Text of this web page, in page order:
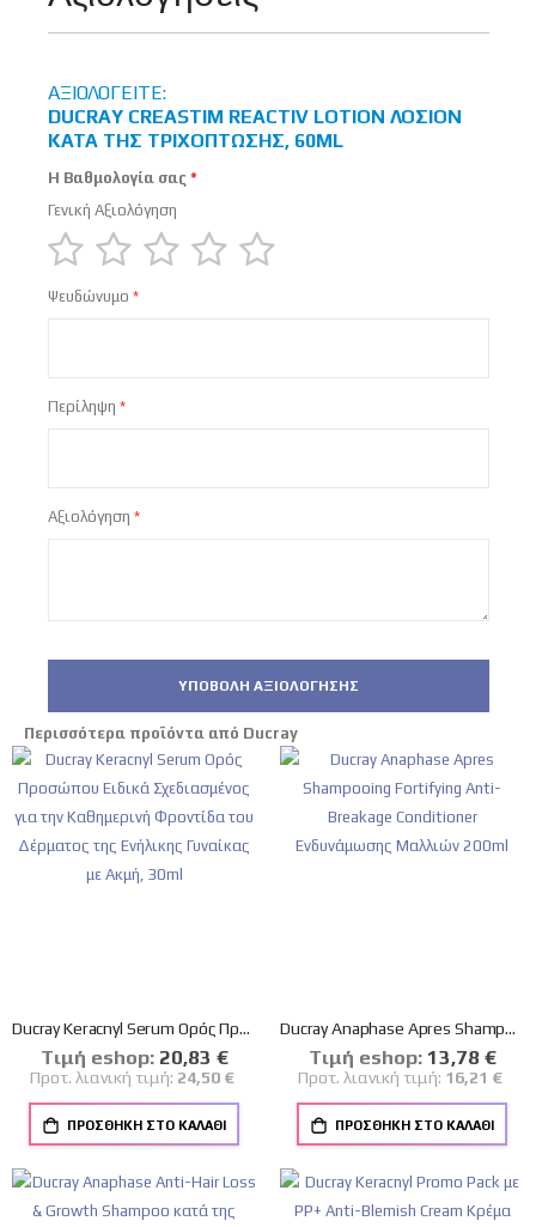
ΑΞΙΟΛΟΓΕΊΤΕ:
DUCRAY CREASTIM REACTIV LOTION ΛΟΣΙΌΝ
ΚΑΤΆ ΤΗΣ ΤΡΙΧΌΠΤΩΣΗΣ, 60ML
Η Βαθμολογία σας
Γενική Αξιολόγηση
star
stars
stars
stars
stars
Ψευδώνυμο
Περίληψη
Αξιολόγηση
ΥΠΟΒΟΛΉ ΑΞΙΟΛΌΓΗΣΗΣ
Περισσότερα προϊόντα από Ducray
Ducray Keracnyl Serum Ορός Προσώπου Ειδικά Σχεδιασμένος για την Καθημερινή Φροντίδα του Δέρματος της Ενήλικης Γυναίκας με Ακμή, 30ml
Tιμή eshop: Ειδική
Τιμή
20,83 €
Προτ. λιανική τιμή: 24,50 €
ΠΡΟΣΘΉΚΗ ΣΤΟ ΚΑΛΆΘΙ
Ducray Anaphase Apres Shampooing Fortifying Anti-Breakage Conditioner Eνδυνάμωσης Μαλλιών 200ml
Tιμή eshop: Ειδική
Τιμή
13,78 €
Προτ. λιανική τιμή: 16,21 €
ΠΡΟΣΘΉΚΗ ΣΤΟ ΚΑΛΆΘΙ